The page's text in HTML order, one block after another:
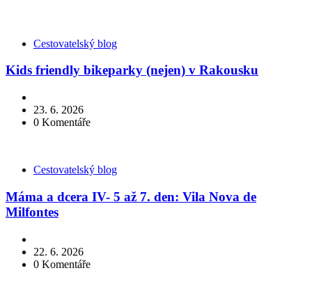
KategorieCestovatelský blog
Kids friendly bikeparky (nejen) v Rakousku
23. 6. 2026
0 Komentáře
KategorieCestovatelský blog
Máma a dcera IV- 5 až 7. den: Vila Nova de
Milfontes
22. 6. 2026
0 Komentáře